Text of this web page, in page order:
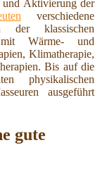
und Aktivierung der
verschiedene
der klassischen
mit Wärme- und
Klimatherapie,
Bis auf die
physikalischen
ausgeführt
gute